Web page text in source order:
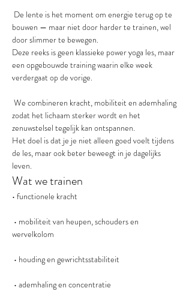
De lente is het moment om energie terug op te
bouwen — maar niet door harder te trainen, wel
door slimmer te bewegen.
Deze reeks is geen klassieke power yoga les, maar
een opgebouwde training waarin elke week
verdergaat op de vorige.
We combineren kracht, mobiliteit en ademhaling
zodat het lichaam sterker wordt en het
zenuwstelsel tegelijk kan ontspannen.
Het doel is dat je je niet alleen goed voelt tijdens
de les, maar ook beter beweegt in je dagelijks
leven.
Wat we trainen
• functionele kracht
• mobiliteit van heupen, schouders en
wervelkolom
• houding en gewrichtsstabiliteit
• ademhaling en concentratie